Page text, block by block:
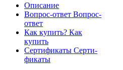
Описание
Вопрос-ответ Вопрос-
ответ
Как купить? Как
купить
Сертификаты Серти-
фикаты